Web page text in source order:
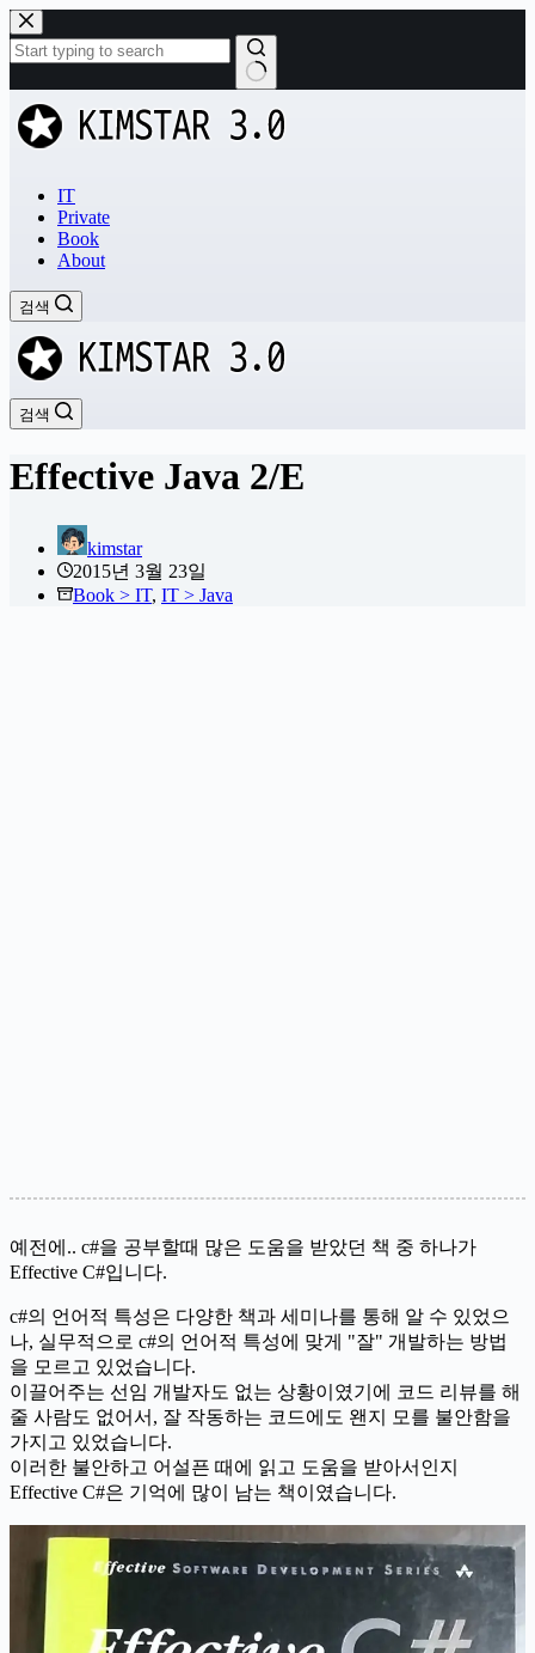
본
문
으
로
건
너
과
없
IT
Private
Book
About
검색
검색
Effective Java 2/E
kimstar
2015년 3월 23일
Book > IT, IT > Java
예전에.. c#을 공부할때 많은 도움을 받았던 책 중 하나가
Effective C#입니다.
c#의 언어적 특성은 다양한 책과 세미나를 통해 알 수 있었으
나, 실무적으로 c#의 언어적 특성에 맞게 "잘" 개발하는 방법
을 모르고 있었습니다.
이끌어주는 선임 개발자도 없는 상황이였기에 코드 리뷰를 해
줄 사람도 없어서, 잘 작동하는 코드에도 왠지 모를 불안함을
가지고 있었습니다.
이러한 불안하고 어설픈 때에 읽고 도움을 받아서인지
Effective C#은 기억에 많이 남는 책이였습니다.